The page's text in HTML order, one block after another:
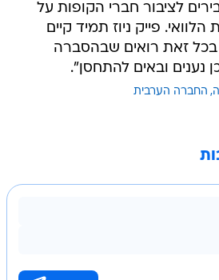
לציבור חברי הקופות על
פייק ניוז תמיד קיים
בכל זאת רואים שבהסברה
נענים ובאים להתחסן".
החברה הערבית